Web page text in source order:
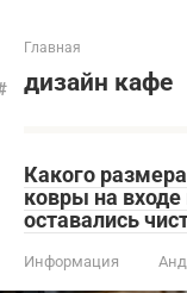
Главная
дизайн кафе
Какого
ковры на
оставались
Информация